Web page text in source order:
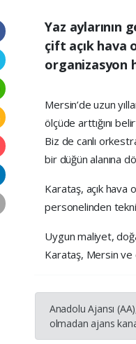
Yaz
çift açık hava
organizasyon
Mersin’de uzun
ölçüde arttığını
Biz de canlı
bir düğün alanına
Karataş, açık hava
personelinden
Uygun maliyet,
Karataş, Mersin ve
Anadolu Ajansı
olmadan ajans